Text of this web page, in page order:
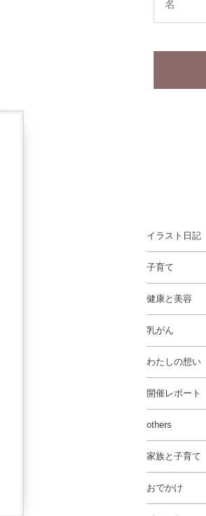
イラスト日記
子育て
健康と美容
乳がん
わたしの想い
開催レポート
others
家族と子育て
おでかけ